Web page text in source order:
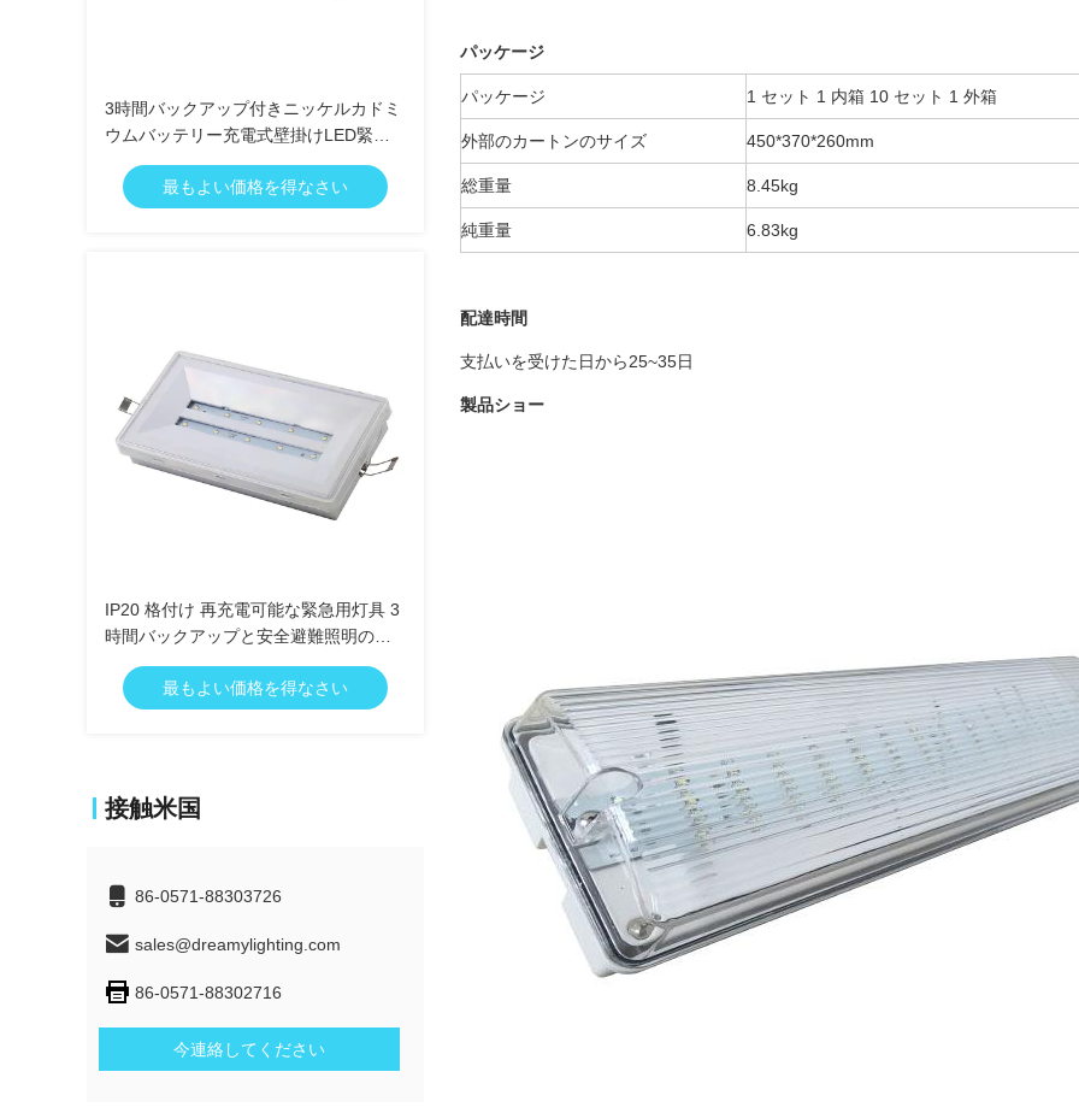
3時間バックアップ付きニッケルカドミ
ウムバッテリー充電式壁掛けLED緊急
ライト IP20
最もよい価格を得なさい
IP20 格付け 再充電可能な緊急用灯具 3
時間バックアップと安全避難照明のた
めの Ni-Cd 電池
最もよい価格を得なさい
接触米国
86-0571-88303726
sales@dreamylighting.com
86-0571-88302716
今連絡してください
パッケージ
パッケージ 1 セット 1 内箱 10 セット 1 外箱
外部のカートンのサイズ 450*370*260mm
総重量 8 .45kg
純重量 6.83kg
配達時間
支払いを受けた日から25~35日
製品ショー